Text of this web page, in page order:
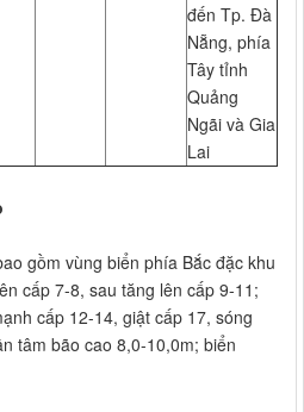
đến Tp. Đà
Nẵng, phía
Tây tỉnh
Quảng
Ngãi và Gia
Lai
gồm vùng biển phía Bắc đặc khu
cấp 7-8, sau tăng lên cấp 9-11;
cấp 12-14, giật cấp 17, sóng
tâm bão cao 8,0-10,0m; biển